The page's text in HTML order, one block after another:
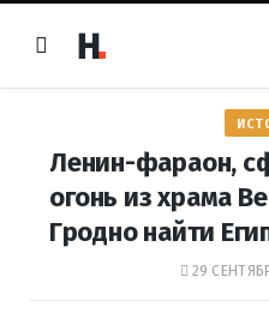
Ленин-фараон,
огонь из храма
Гродно найти
29